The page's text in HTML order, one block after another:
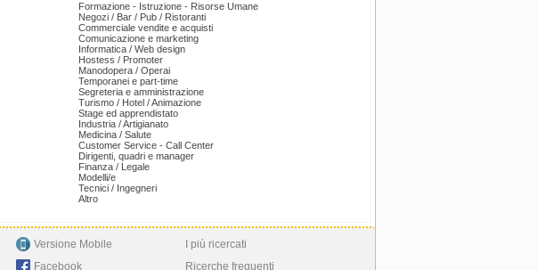
Formazione - Istruzione - Risorse Umane
Negozi / Bar / Pub / Ristoranti
Commerciale vendite e acquisti
Comunicazione e marketing
Informatica / Web design
Hostess / Promoter
Manodopera / Operai
Temporanei e part-time
Segreteria e amministrazione
Turismo / Hotel / Animazione
Stage ed apprendistato
Industria / Artigianato
Medicina / Salute
Customer Service - Call Center
Dirigenti, quadri e manager
Finanza / Legale
Modelli/e
Tecnici / Ingegneri
Altro
Versione Mobile
Facebook
I più ricercati
Ricerche frequenti